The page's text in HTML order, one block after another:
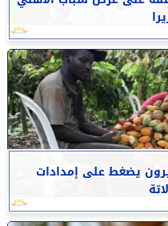
يضغط على إمدادات